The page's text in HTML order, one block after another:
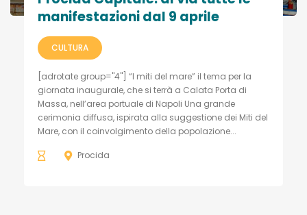
manifestazioni dal 9 aprile
CULTURA
[adrotate group="4"] “I miti del mare” il tema per la
giornata inaugurale, che si terrà a Calata Porta di
Massa, nell’area portuale di Napoli Una grande
cerimonia diffusa, ispirata alla suggestione dei Miti del
Mare, con il coinvolgimento della popolazione...
Procida